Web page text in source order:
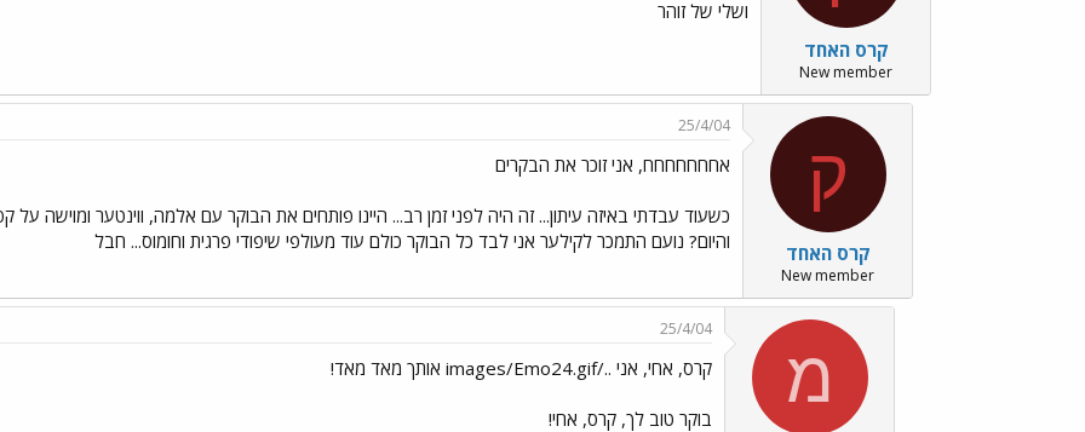
קרס האחד
New member
ושלי של זוהר
ק
קרס האחד
New member
25/4/04
אחחחחחחח, אני זוכר את הבקרים
כשעוד עבדתי באיזה עיתון... זה היה לפני זמן רב... היינו פותחים את הבוקר עם אלמה, ווינטער ומוישה
והיום? נועם התמכר לקילער אני לבד כל הבוקר כולם עוד מעולפי שיפודי פרגית וחומוס... חבל
מ
25/4/04
קרס, אחי, אני ../images/Emo24.gif אותך מאד מאד!
בוקר טוב לך, קרס, אחי!